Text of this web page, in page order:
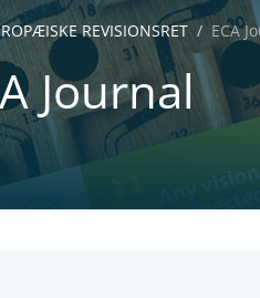
REVISIONSRET ECA
Journal